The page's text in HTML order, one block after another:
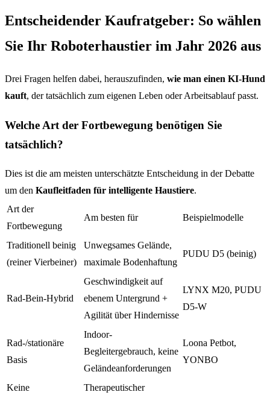
Entscheidender Kaufratgeber: So wählen
Sie Ihr Roboterhaustier im Jahr 2026 aus
Drei Fragen helfen dabei, herauszufinden, wie man einen KI-Hund
kauft, der tatsächlich zum eigenen Leben oder Arbeitsablauf passt.
Welche Art der Fortbewegung benötigen Sie
tatsächlich?
Dies ist die am meisten unterschätzte Entscheidung in der Debatte
um den Kaufleitfaden für intelligente Haustiere.
Art der
Fortbewegung
Am besten für Beispielmodelle
Traditionell beinig
(reiner Vierbeiner)
Unwegsames Gelände,
maximale Bodenhaftung
PUDU D5 (beinig)
Rad-Bein-Hybrid
Geschwindigkeit auf
ebenem Untergrund +
Agilität über Hindernisse
LYNX M20, PUDU
D5-W
Rad-/stationäre
Basis
Indoor-
Begleitergebrauch, keine
Geländeanforderungen
Loona Petbot,
YONBO
Keine Therapeutischer